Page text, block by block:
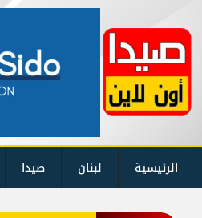
الرئيسية لبنان صيدا